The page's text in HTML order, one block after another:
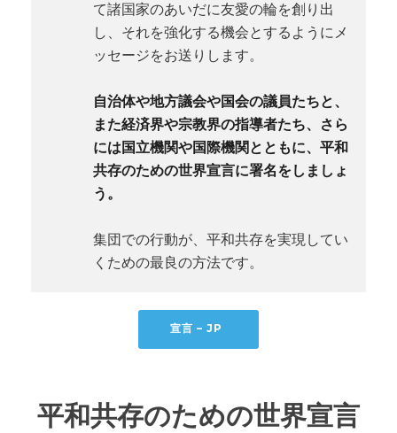
て諸国家のあいだに友愛の輪を創り出
し、それを強化する機会とするようにメ
ッセージをお送りします。
自治体や地方議会や国会の議員たちと、
また経済界や宗教界の指導者たち、さら
には国立機関や国際機関とともに、平和
共存のための世界宣言に署名をしましょ
う。
集団での行動が、平和共存を実現してい
くための最良の方法です。
宣言 – JP
平和共存のための世界宣言